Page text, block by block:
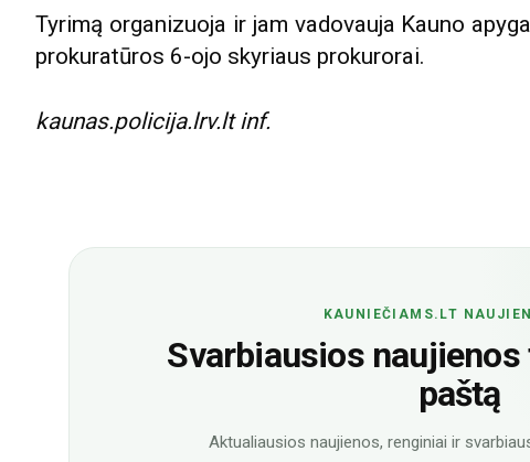
Tyrimą organizuoja ir jam vadovauja Kauno
prokuratūros 6-ojo skyriaus prokurorai.
kaunas.policija.lrv.lt inf.
KAUNIEČIAMS.LT
Svarbiausios
paštą
Aktualiausios naujienos, renginiai ir